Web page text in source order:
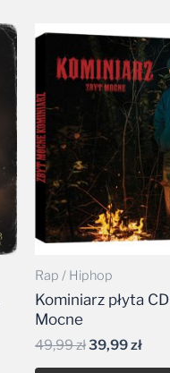
Rap / Hiphop
Kominiarz płyta
Mocne
49,99zł
Pierwotna
wynosiła:
49,99 zł.
39,99zł